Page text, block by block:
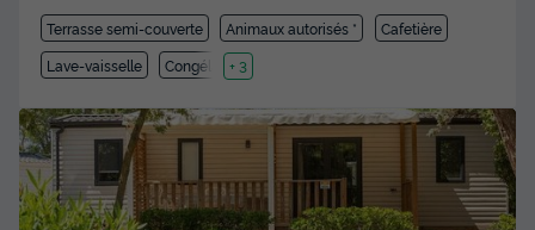
Terrasse semi-couverte Animaux autorisés *
Cafetière
Lave-vaisselle
Congélateur
+ 3